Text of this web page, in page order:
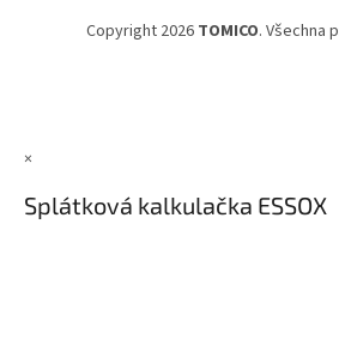
Copyright 2026 TOMICO. Všechna
×
Splátková kalkulačka ESSOX